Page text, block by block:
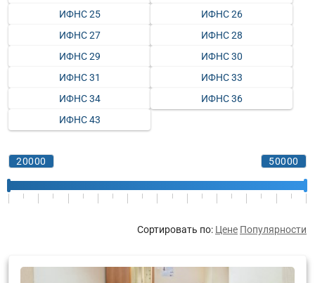
ИФНС 25
ИФНС 26
ИФНС 27
ИФНС 28
ИФНС 29
ИФНС 30
ИФНС 31
ИФНС 33
ИФНС 34
ИФНС 36
ИФНС 43
Сортировать по: Цене Популярности